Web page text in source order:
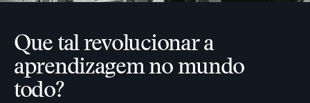
Que tal revolucionar a
aprendizagem no mundo
todo?